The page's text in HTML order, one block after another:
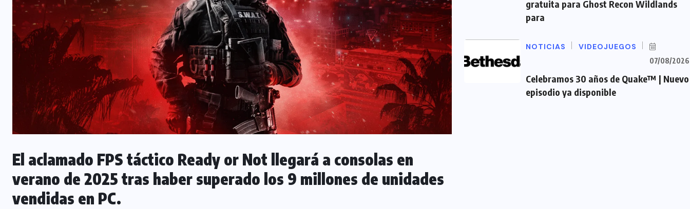
El aclamado FPS táctico Ready or Not llegará a consolas en
verano de 2025 tras haber superado los 9 millones de unidades
vendidas en PC.
gratuita para Ghost Recon Wildlands
para
NOTICIAS VIDEOJUEGOS
07/08/2026
Celebramos 30 años de Quake™ | Nuevo
episodio ya disponible